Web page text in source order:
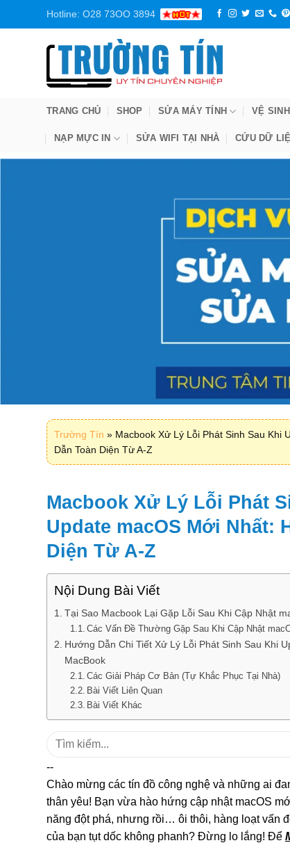
Hotline: O28 73OO 3894
TRANG CHỦ SHOP SỬA MÁY TÍNH VỆ
NẠP MỰC IN SỬA WIFI TẠI NHÀ CỨU DỮ
Trường Tín » Macbook Xử Lý Lỗi Phát Sinh Sau Khi
Dẫn Toàn Diện Từ A-Z
Macbook Xử Lý Lỗi Phát
Update macOS Mới Nhất:
Diện Từ A-Z
Nội Dung Bài Viết
Tại Sao Macbook Lại Gặp Lỗi Sau Khi Cập Nhật
Các Vấn Đề Thường Gặp Sau Khi Cập Nhật
Hướng Dẫn Chi Tiết Xử Lý Lỗi Phát Sinh Sau Khi
MacBook
Các Giải Pháp Cơ Bản (Tự Khắc Phục Tại Nhà)
Bài Viết Liên Quan
Bài Viết Khác
Tìm
--
Chào mừng các tín đồ công nghệ và những ai
thân yêu! Bạn vừa hào hứng cập nhật macOS
năng đột phá, nhưng rồi… ôi thôi, hàng loạt vấn
của bạn tụt dốc không phanh? Đừng lo lắng! Để